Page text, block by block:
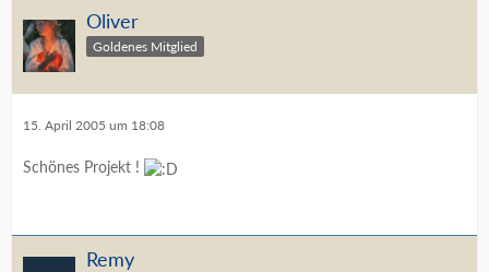
Oliver
Goldenes Mitglied
15. April 2005 um 18:08
Schönes Projekt !
Remy